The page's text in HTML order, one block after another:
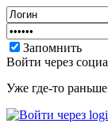
Запомнить
Войти через
Уже где-то